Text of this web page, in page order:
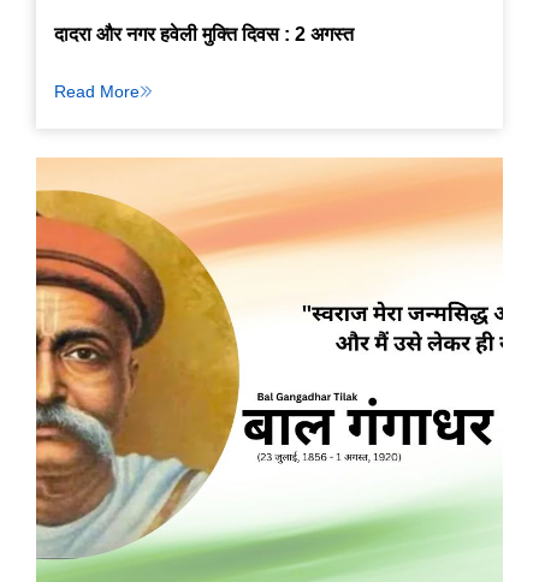
दादरा और नगर हवेली मुक्ति दिवस : 2 अगस्त
Read More